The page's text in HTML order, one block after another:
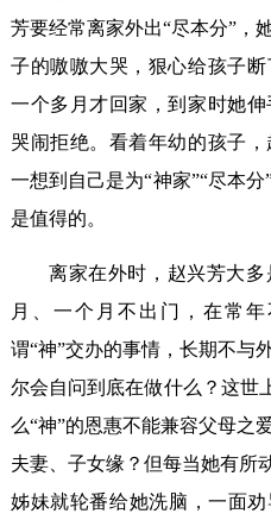
芳要经常离家外出“尽本分”，
子的嗷嗷大哭，狠心给孩子
一个多月才回家，到家时她
哭闹拒绝。看着年幼的孩子
一想到自己是为“神家”“尽本
是值得的。
离家在外时，赵兴芳大
月、一个月不出门，在常
谓“神”交办的事情，长期不与
尔会自问到底在做什么？这世
么“神”的恩惠不能兼容父母之
夫妻、子女缘？但每当她有所
姊妹就轮番给她洗脑，一面